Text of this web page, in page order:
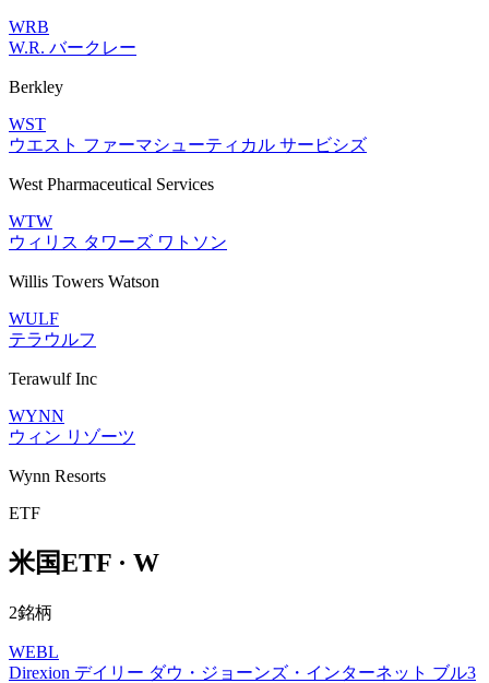
WRB
W.R. バークレー
Berkley
WST
ウエスト ファーマシューティカル サービシズ
West Pharmaceutical Services
WTW
ウィリス タワーズ ワトソン
Willis Towers Watson
WULF
テラウルフ
Terawulf Inc
WYNN
ウィン リゾーツ
Wynn Resorts
ETF
米国ETF · W
2銘柄
WEBL
Direxion デイリー ダウ・ジョーンズ・インターネット ブル3